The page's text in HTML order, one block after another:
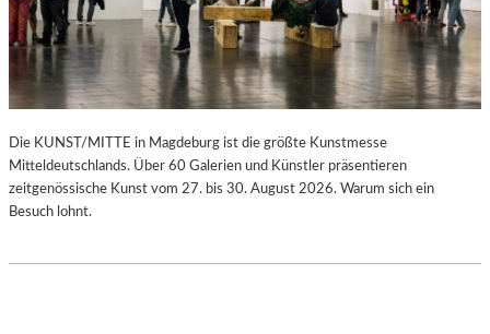
Die KUNST/MITTE in Magdeburg ist die größte Kunstmesse
Mitteldeutschlands. Über 60 Galerien und Künstler präsentieren
zeitgenössische Kunst vom 27. bis 30. August 2026. Warum sich ein
Besuch lohnt.